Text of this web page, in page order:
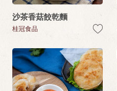
沙茶香菇餃乾麵
桂冠食品